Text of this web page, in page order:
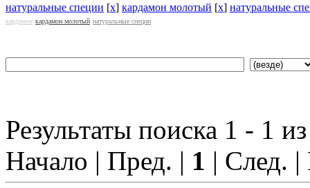
натуральные специи [x] кардамон молотый [x] натуральные
кардамон кардамон молотый натуральные специи
Результаты поиска 1 - 1
Начало | Пред. | 1 | След.